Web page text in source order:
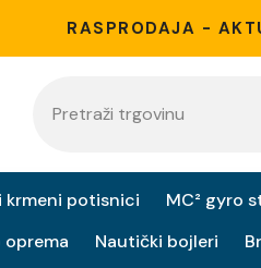
RASPRODAJA -
krmeni potisnici MC² gyro
Nautički bojleri